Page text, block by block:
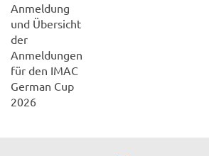
Anmeldung
und Übersicht
der
Anmeldungen
für den IMAC
German Cup
2026